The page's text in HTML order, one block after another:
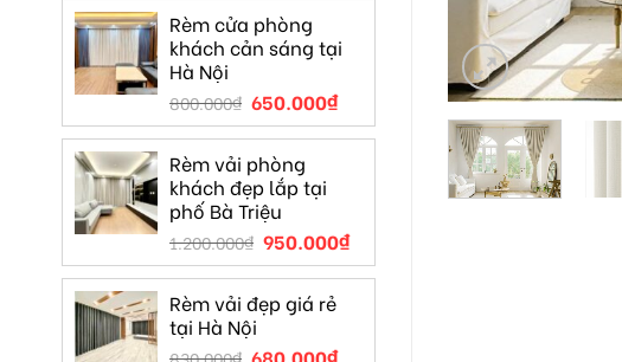
Rèm cửa phòng
khách cản sáng tại
Hà Nội
800.000₫ 650.000₫
Rèm vải phòng
khách đẹp lắp tại
phố Bà Triệu
1.200.000₫ 950.000₫
Rèm vải đẹp giá rẻ
tại Hà Nội
680.000₫